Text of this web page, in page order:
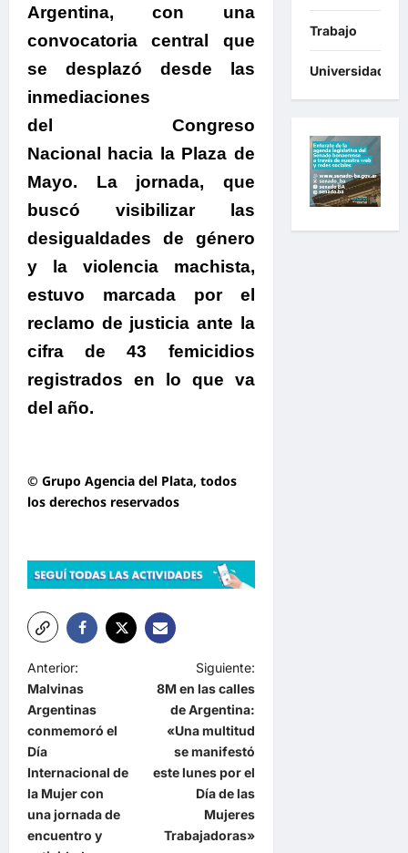
Argentina, con una
convocatoria central que
se desplazó desde las
inmediaciones
del Congreso
Nacional hacia la Plaza de
Mayo. La jornada, que
buscó visibilizar las
desigualdades de género
y la violencia machista,
estuvo marcada por el
reclamo de justicia ante la
cifra de 43 femicidios
registrados en lo que va
del año.
© Grupo Agencia del Plata, todos
los derechos reservados
N
a
v
e
g
a
c
Anterior:
Malvinas
Argentinas
conmemoró el
Día
Internacional de
la Mujer con
una jornada de
encuentro y
Siguiente:
8M en las calles
de Argentina:
«Una multitud
se manifestó
este lunes por el
Día de las
Mujeres
Trabajadoras»
Trabajo
Universidades